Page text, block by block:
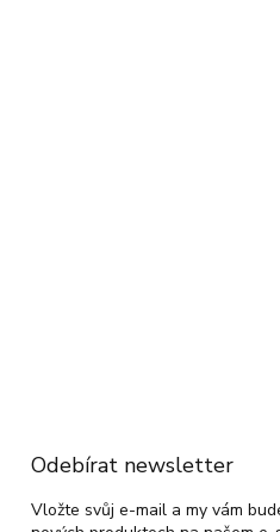
Odebírat newsletter
Vložte svůj e-mail a my vám